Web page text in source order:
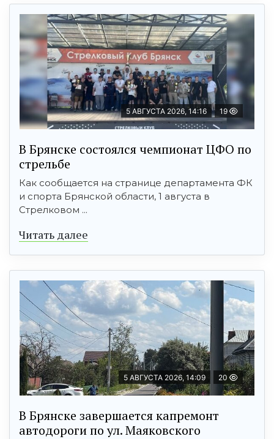
5 АВГУСТА 2026, 14:16 19
В Брянске состоялся чемпионат ЦФО по
стрельбе
Как сообщается на странице департамента ФК
и спорта Брянской области, 1 августа в
Стрелковом ...
Читать далее
5 АВГУСТА 2026, 14:09 20
В Брянске завершается капремонт
автодороги по ул. Маяковского